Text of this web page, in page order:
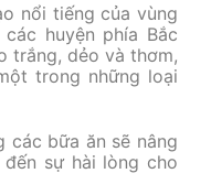
nổi tiếng của vùng
huyện phía Bắc
trắng, dẻo và thơm,
trong những loại
các bữa ăn sẽ nâng
sự hài lòng cho